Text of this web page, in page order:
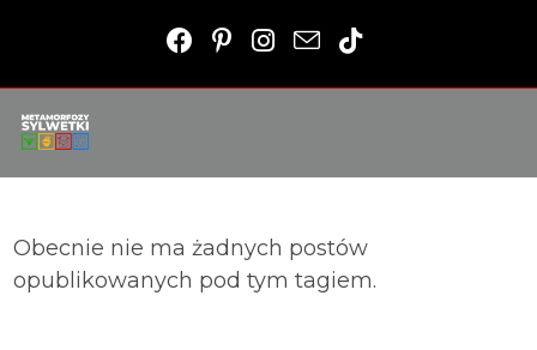
Obecnie nie ma żadnych postów
opublikowanych pod tym tagiem.